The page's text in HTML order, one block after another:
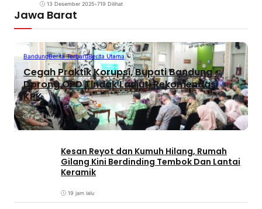
13 Desember 2025•719 Dilihat
Jawa Barat
BandungBerita TerbaruBerita Utama
Cegah Praktik Korupsi, Bupati Bandung
Dorong OPD Tindak Lanjuti Rekomendasi
KPK
2 jam lalu
Kesan Reyot dan Kumuh Hilang, Rumah
Gilang Kini Berdinding Tembok Dan Lantai
Keramik
19 jam lalu